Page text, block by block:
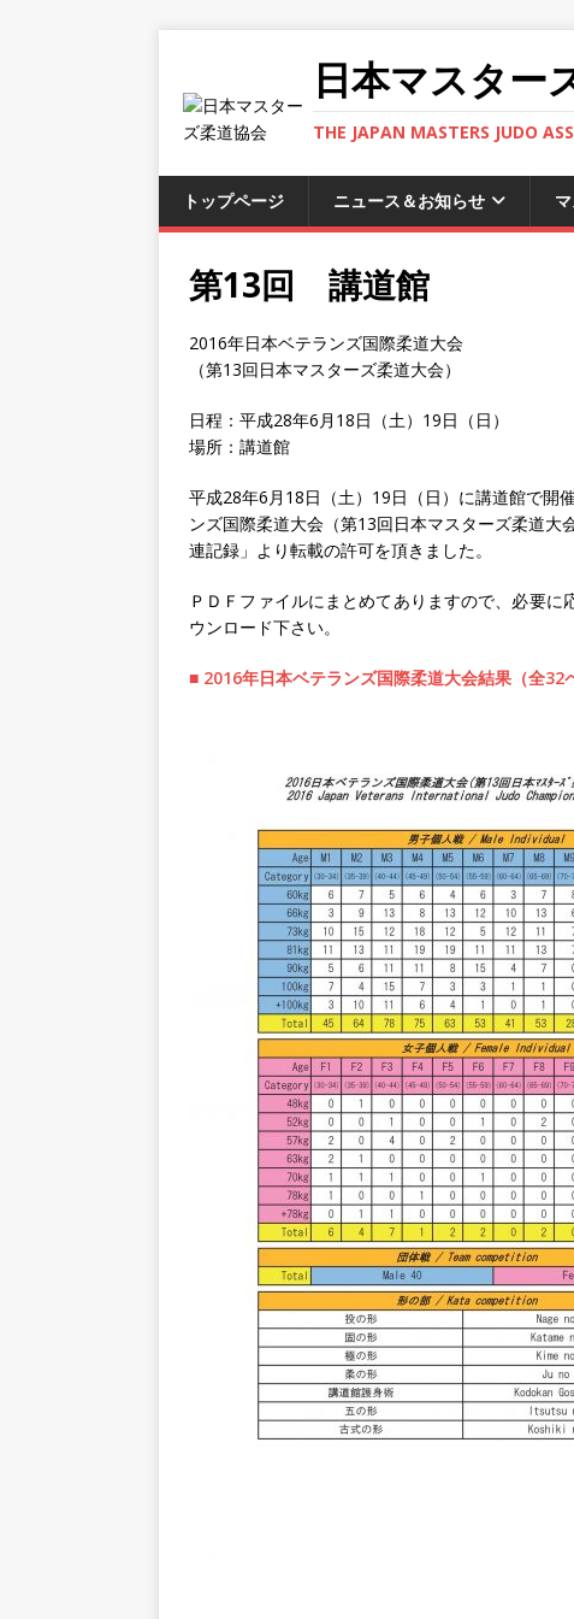
日本マスター
THE JAPAN MASTERS JUDO
トップページ ニュース＆お知らせ
第13回 講道館
2016年日本ベテランズ国際柔道大会
（第13回日本マスターズ柔道大会）
日程：平成28年6月18日（土）19日（日）
場所：講道館
平成28年6月18日（土）19日（日）に講道館で開
ンズ国際柔道大会（第13回日本マスターズ柔道大
連記録」より転載の許可を頂きました。
ＰＤＦファイルにまとめてありますので、必要
ウンロード下さい。
■ 2016年日本ベテランズ国際柔道大会結果（全32